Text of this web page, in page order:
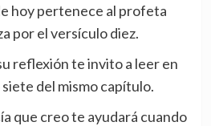
hoy pertenece al profeta
por el versículo diez.
reflexión te invito a leer en
del mismo capítulo.
que creo te ayudará cuando